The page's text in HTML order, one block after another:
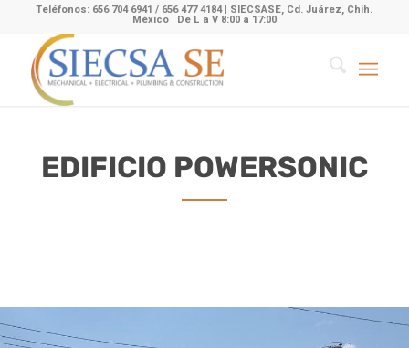
Teléfonos: 656 704 6941 / 656 477 4184 | SIECSASE, Cd. Juárez, Chih.
México | De L a V 8:00 a 17:00
EDIFICIO POWERSONIC